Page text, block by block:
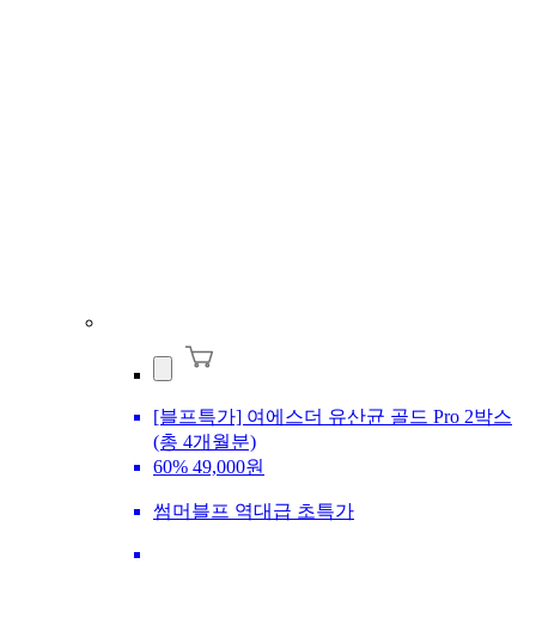
[블프특가] 여에스더 유산균 골드 Pro 2박스
(총 4개월분)
60% 49,000원
썸머블프 역대급 초특가